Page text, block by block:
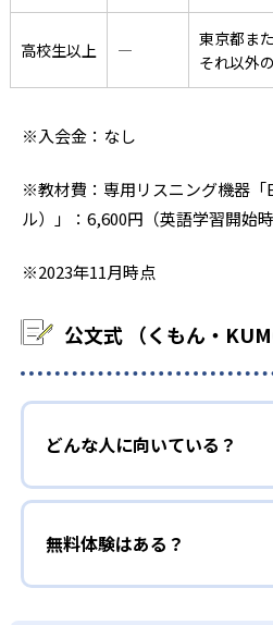
高校生以上 ―
東京都ま
それ以外
※入会金：なし
※教材費：専用リスニング機器「
ル）」：6,600円（英語学習開始時
※2023年11月時点
公文式 （くもん・
どんな人に向いている？
無料体験はある？